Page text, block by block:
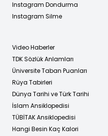
Instagram Dondurma
Instagram Silme
Video Haberler
TDK Sözlük Anlamları
Üniversite Taban Puanları
Rüya Tabirleri
Dünya Tarihi ve Türk Tarihi
İslam Ansiklopedisi
TÜBİTAK Ansiklopedisi
Hangi Besin Kaç Kalori